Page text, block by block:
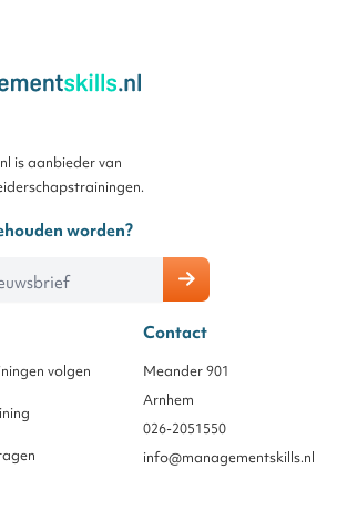
volgen
Contact
Meander 901
Arnhem
026-2051550
info@managementskills.nl
is aanbieder van
worden?